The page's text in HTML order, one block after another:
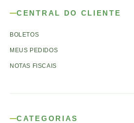
CENTRAL DO CLIENTE
BOLETOS
MEUS PEDIDOS
NOTAS FISCAIS
CATEGORIAS